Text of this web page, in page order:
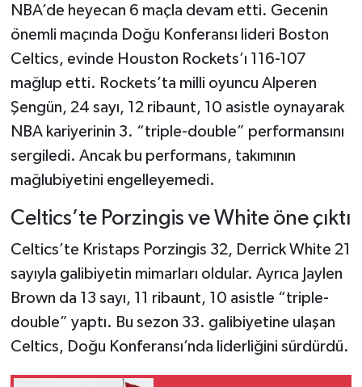
NBA’de heyecan 6 maçla devam etti. Gecenin
önemli maçında Doğu Konferansı lideri Boston
Celtics, evinde Houston Rockets’ı 116-107
mağlup etti. Rockets’ta milli oyuncu Alperen
Şengün, 24 sayı, 12 ribaunt, 10 asistle oynayarak
NBA kariyerinin 3. “triple-double” performansını
sergiledi. Ancak bu performans, takımının
mağlubiyetini engelleyemedi.
Celtics’te Porzingis ve White öne çıktı
Celtics’te Kristaps Porzingis 32, Derrick White 21
sayıyla galibiyetin mimarları oldular. Ayrıca Jaylen
Brown da 13 sayı, 11 ribaunt, 10 asistle “triple-
double” yaptı. Bu sezon 33. galibiyetine ulaşan
Celtics, Doğu Konferansı’nda liderliğini sürdürdü.